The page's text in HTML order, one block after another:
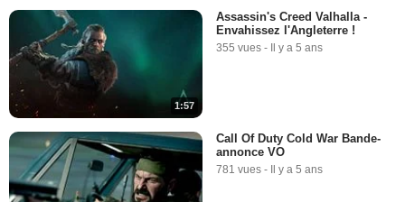
1:57
Assassin's Creed Valhalla -
Envahissez l'Angleterre !
355 vues - Il y a 5 ans
Call Of Duty Cold War Bande-
annonce VO
781 vues - Il y a 5 ans